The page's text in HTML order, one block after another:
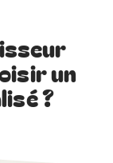
un
?